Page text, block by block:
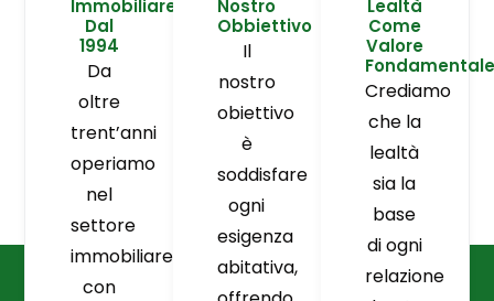
Immobiliare
Dal
1994
Da
oltre
trent’anni
operiamo
nel
settore
immobiliare
con
Nostro
Obbiettivo
Il
nostro
obiettivo
è
soddisfare
ogni
esigenza
abitativa,
Lealtà
Come
Valore
Fondamentale
Crediamo
che la
lealtà
sia la
base
di ogni
relazione